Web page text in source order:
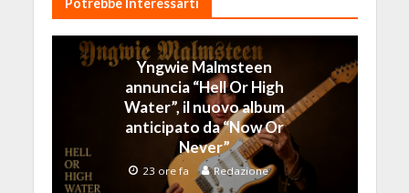
Potrebbe Interessarti
Yngwie Malmsteen
annuncia “Hell Or High
Water”, il nuovo album
anticipato da “Now Or
Never”
23 ore fa Redazione